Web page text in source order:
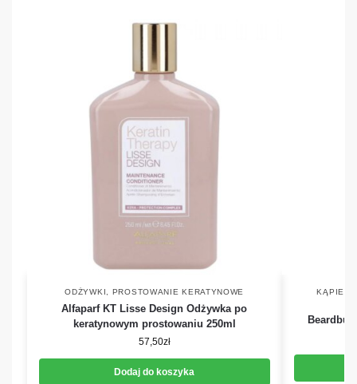
ODŻYWKI PROSTOWANIE KERATYNOWE
Alfaparf KT Lisse Design Odżywka po
keratynowym prostowaniu 250ml
57,50zł
Dodaj do koszyka
KĄPIEL